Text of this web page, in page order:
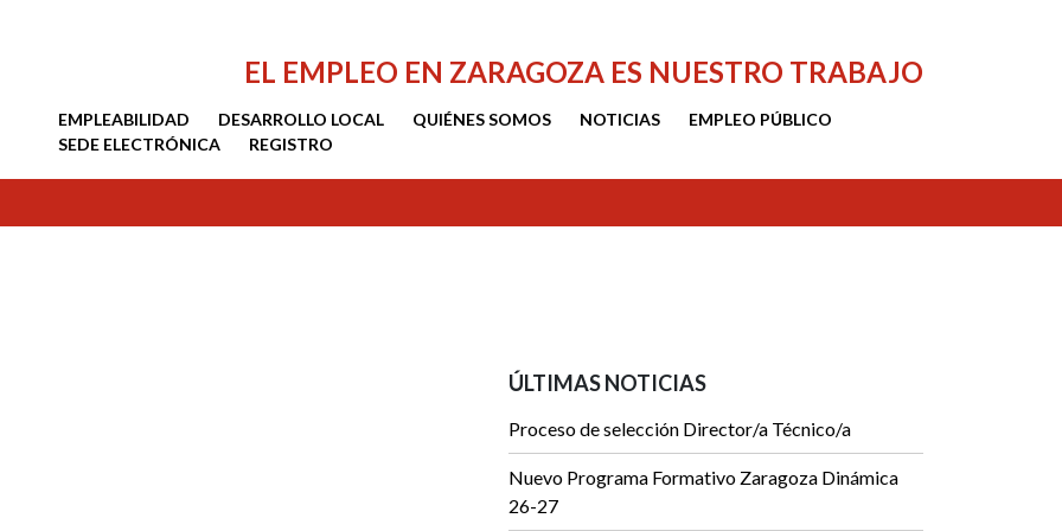
EL EMPLEO EN ZARAGOZA ES NUESTRO TRABAJO
EMPLEABILIDAD DESARROLLO LOCAL QUIÉNES SOMOS NOTICIAS
EMPLEO PÚBLICO
SEDE ELECTRÓNICA
REGISTRO
ÚLTIMAS NOTICIAS
Proceso de selección Director/a Técnico/a
Nuevo Programa Formativo Zaragoza Dinámica
26-27